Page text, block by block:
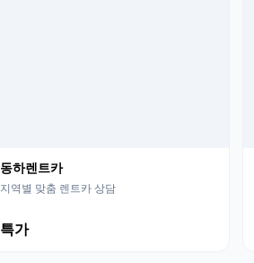
동하렌트카
지역별 맞춤 렌트카 상담
특가